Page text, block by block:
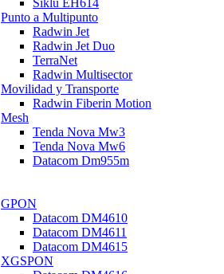
Siklu EH614
Punto a Multipunto
Radwin Jet
Radwin Jet Duo
TerraNet
Radwin Multisector
Movilidad y Transporte
Radwin Fiberin Motion
Mesh
Tenda Nova Mw3
Tenda Nova Mw6
Datacom Dm955m
GPON
Datacom DM4610
Datacom DM4611
Datacom DM4615
XGSPON